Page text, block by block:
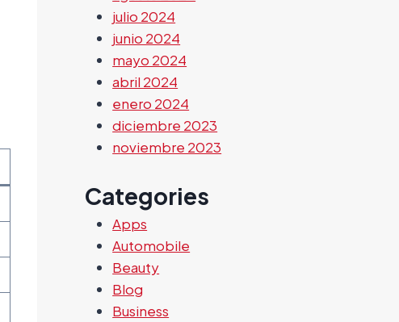
julio 2024
junio 2024
mayo 2024
abril 2024
enero 2024
diciembre 2023
noviembre 2023
Categories
Apps
Automobile
Beauty
Blog
Business